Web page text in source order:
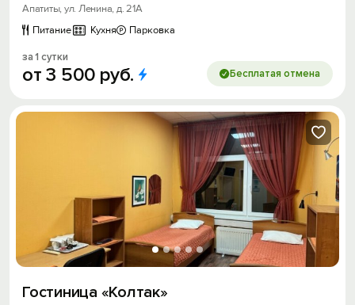
Апатиты, ул. Ленина, д. 21А
Питание
Кухня Парковка
за 1 сутки
от3 500 руб. Бесплатая отмена
Гостиница «Колтак»